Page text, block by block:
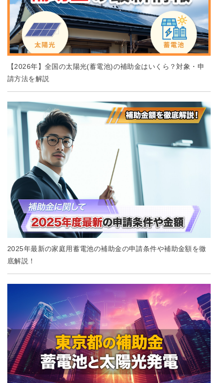
【2026年】全国の太陽光(蓄電池)の補助金はいくら？対象・申
請方法を解説
2025年最新の家庭用蓄電池の補助金の申請条件や補助金額を徹
底解説！